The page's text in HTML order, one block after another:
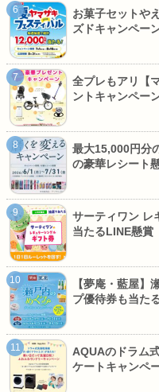
お菓子セットや
ズドキャンペー
全プレもアリ【
ントキャンペー
最大15,000円分
の豪華レシート
サーティワン レ
当たるLINE懸賞
【夢庵・藍屋】
プ優待券も当た
AQUAのドラム
ケートキャンペ